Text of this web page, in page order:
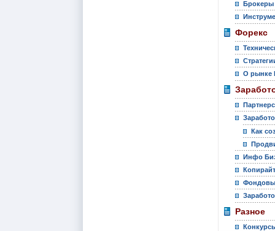
Брокеры
Форекс
О рынке
Как
Инфо
Разное